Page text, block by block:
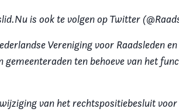
is ook te volgen op Twitter
Vereniging voor Raadsleden
gemeenteraden ten behoeve van het
van het rechtspositiebesluit